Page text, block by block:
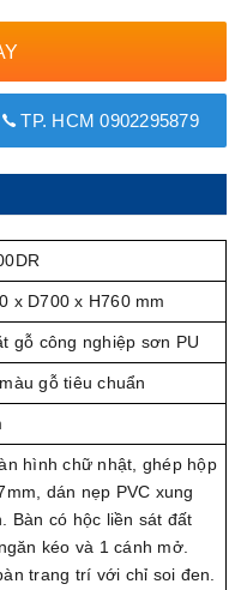
TP. HCM 0902295879
x D700 x H760 mm
gỗ công nghiệp sơn PU
gỗ tiêu chuẩn
hình chữ nhật, ghép hộp
dán nẹp PVC xung
Bàn có hộc liền sát đất
kéo và 1 cánh mở.
trang trí với chỉ soi đen.